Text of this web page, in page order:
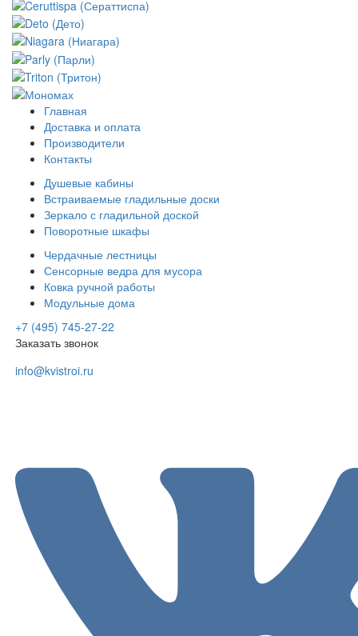
Главная
Доставка и оплата
Производители
Контакты
Душевые кабины
Встраиваемые гладильные доски
Зеркало с гладильной доской
Поворотные шкафы
Чердачные лестницы
Сенсорные ведра для мусора
Ковка ручной работы
Модульные дома
+7 (495) 745-27-22
Заказать звонок
info@kvistroi.ru